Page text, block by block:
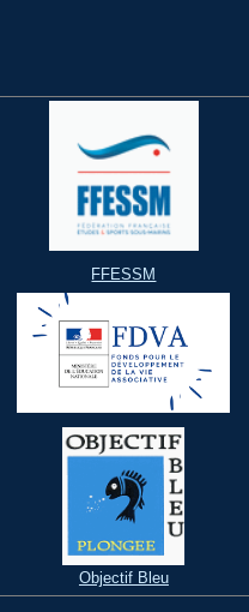
FFESSM
Objectif Bleu